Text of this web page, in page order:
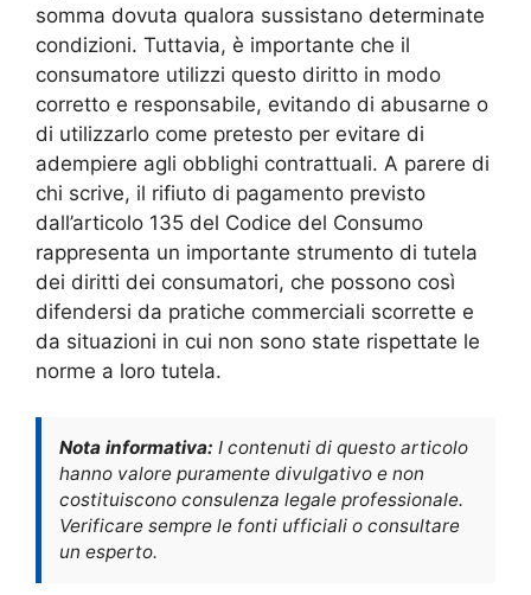
somma dovuta qualora sussistano determinate
condizioni. Tuttavia, è importante che il
consumatore utilizzi questo diritto in modo
corretto e responsabile, evitando di abusarne o
di utilizzarlo come pretesto per evitare di
adempiere agli obblighi contrattuali. A parere di
chi scrive, il rifiuto di pagamento previsto
dall’articolo 135 del Codice del Consumo
rappresenta un importante strumento di tutela
dei diritti dei consumatori, che possono così
difendersi da pratiche commerciali scorrette e
da situazioni in cui non sono state rispettate le
norme a loro tutela.
Nota informativa: I contenuti di questo articolo
hanno valore puramente divulgativo e non
costituiscono consulenza legale professionale.
Verificare sempre le fonti ufficiali o consultare
un esperto.